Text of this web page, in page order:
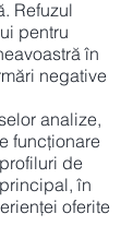
Refuzul
pentru
în
negative
analize,
funcționare
de
în
oferite